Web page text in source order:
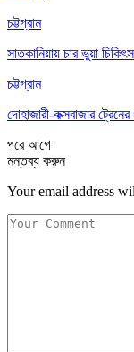
চট্টগ্রাম
সাতকানিয়ায় চার ভুয়া
চট্টগ্রাম
দোহাজারী-কক্সবাজার
পরেআগে
মন্তব্য করুন
Your email address